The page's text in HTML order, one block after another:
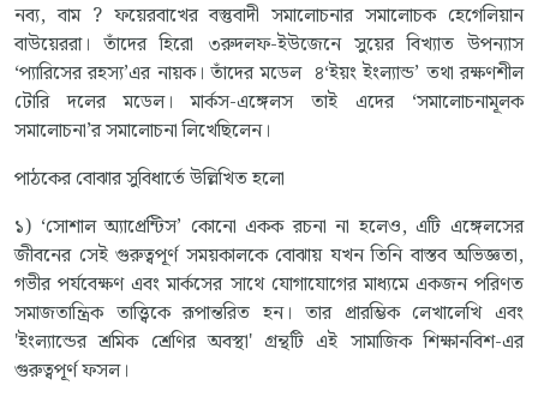
নব্য, বাম ? ফয়েরবাখের বস্তুবাদী সমালোচনার সমালোচক হেগেলিয়ান
বাউয়েররা। তাঁদের হিরো ৩রুদলফ-ইউজেনে সুয়ের বিখ্যাত উপন্যাস
‘প্যারিসের রহস্য’এর নায়ক। তাঁদের মডেল ৪‘ইয়ং ইংল্যান্ড’ তথা রক্ষণশীল
টোরি দলের মডেল। মার্কস-এঙ্গেলস তাই এদের ‘সমালোচনামূলক
সমালোচনা’র সমালোচনা লিখেছিলেন।
পাঠকের বোঝার সুবিধার্তে উল্লিখিত হলো
১) ‘সোশাল অ্যাপ্রেন্টিস’ কোনো একক রচনা না হলেও, এটি এঙ্গেলসের
জীবনের সেই গুরুত্বপূর্ণ সময়কালকে বোঝায় যখন তিনি বাস্তব অভিজ্ঞতা,
গভীর পর্যবেক্ষণ এবং মার্কসের সাথে যোগাযোগের মাধ্যমে একজন পরিণত
সমাজতান্ত্রিক তাত্ত্বিকে রূপান্তরিত হন। তার প্রারম্ভিক লেখালেখি এবং
'ইংল্যান্ডের শ্রমিক শ্রেণির অবস্থা' গ্রন্থটি এই সামাজিক শিক্ষানবিশ-এর
গুরুত্বপূর্ণ ফসল।